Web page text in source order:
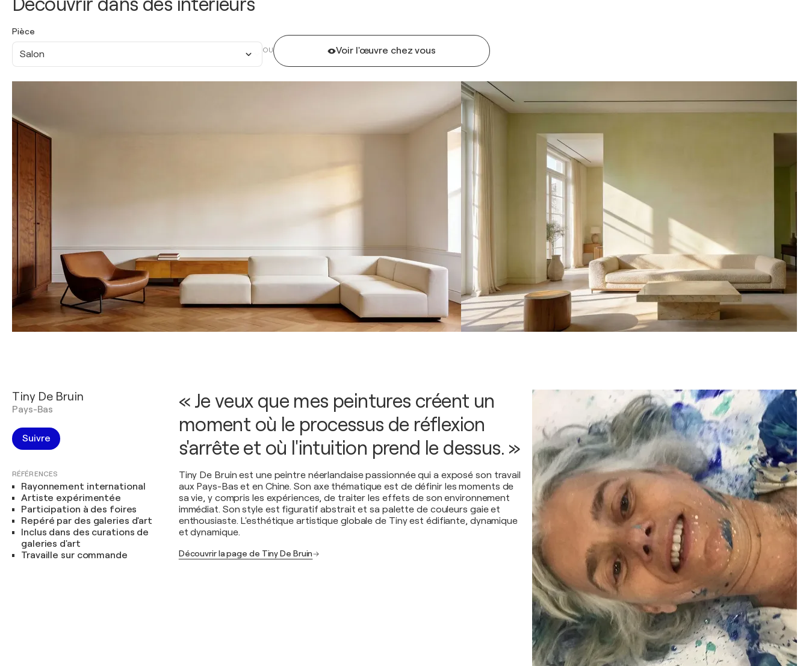
Découvrir dans des intérieurs
Pièce
Salon OU Voir l'œuvre chez vous
Tiny De Bruin
Pays-Bas
Suivre
RÉFÉRENCES
Rayonnement international
Artiste expérimentée
Participation à des foires
Repéré par des galeries d'art
Inclus dans des curations de
galeries d'art
Travaille sur commande
« Je veux que mes peintures créent un
moment où le processus de réflexion
s'arrête et où l'intuition prend le dessus. »
Tiny De Bruin est une peintre néerlandaise passionnée qui a exposé son travail
aux Pays-Bas et en Chine. Son axe thématique est de définir les moments de
sa vie, y compris les expériences, de traiter les effets de son environnement
immédiat. Son style est figuratif abstrait et sa palette de couleurs gaie et
enthousiaste. L'esthétique artistique globale de Tiny est édifiante, dynamique
et dynamique.
Découvrir la page de Tiny De Bruin